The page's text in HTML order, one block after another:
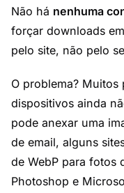
Não há nenhuma
forçar downloads
pelo site, não pelo
O problema? Muitos
dispositivos ainda
pode anexar uma
de email, alguns
de WebP para fotos
Photoshop e